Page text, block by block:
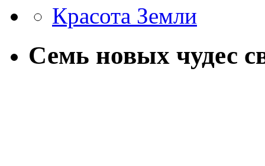
Красота Земли
Семь новых чудес